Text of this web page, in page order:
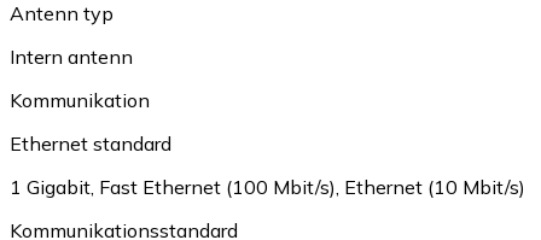
Antenn typ
Intern antenn
Kommunikation
Ethernet standard
1 Gigabit, Fast Ethernet (100 Mbit/s), Ethernet (10 Mbit/s)
Kommunikationsstandard